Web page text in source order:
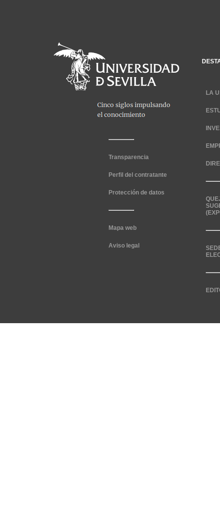
Transparencia
Perfil del contratante
Protección de datos
Mapa web
Aviso legal
LA